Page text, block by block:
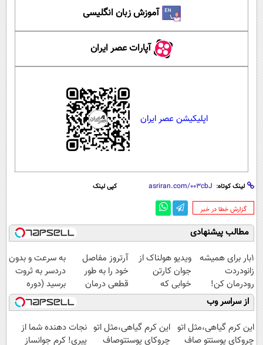
آموزش زبان انگلیسی
آپارات عصر ایران
اپلیکیشن عصر ایران
لینک کوتاه: کپی لینک
‌گزارش خطا در خبر
مطالب پیشنهادی
1بار برای همیشه
زانودردت
رودرمان کن!
(تکنولوژی آلمان)
◂پرسشنامه▸
ویدیو هولناک از
جوان کارتن
خوابی که
میلیاردر شد.
آموزش رایگان
آرتروز مفاصل
خود را به طور
قطعی درمان
کنید!
◗پرسش‌نامه◖
به سرعت و بدون
دردسر به ثروت
برسید (دوره
کاملا رایگان
پولسازی)
از سراسر وب
این کرم گیاهی،مثل اتو
چروکای پوستتو صاف
این کرم گیاهی،مثل اتو
چروکای پوستتوصاف
نجات دهنده شما از
پیری! کرم جوانساز